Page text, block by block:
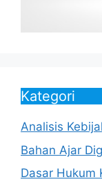
Kategori
Analisis
Bahan Ajar
Dasar Hukum